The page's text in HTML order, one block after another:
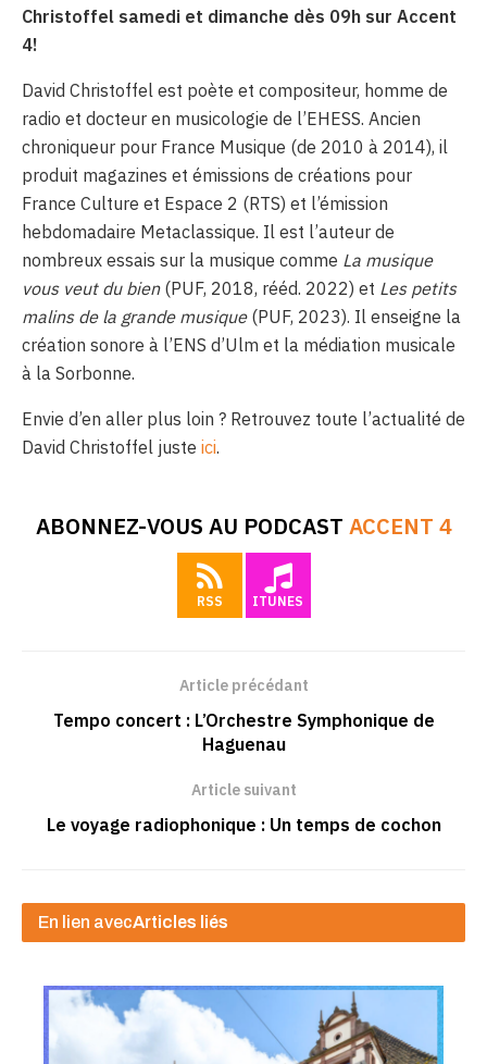
Christoffel samedi et dimanche dès 09h sur Accent
4!
David Christoffel est poète et compositeur, homme de
radio et docteur en musicologie de l’EHESS. Ancien
chroniqueur pour France Musique (de 2010 à 2014), il
produit magazines et émissions de créations pour
France Culture et Espace 2 (RTS) et l’émission
hebdomadaire Metaclassique. Il est l’auteur de
nombreux essais sur la musique comme La musique
vous veut du bien (PUF, 2018, rééd. 2022) et Les petits
malins de la grande musique (PUF, 2023). Il enseigne la
création sonore à l’ENS d’Ulm et la médiation musicale
à la Sorbonne.
Envie d’en aller plus loin ? Retrouvez toute l’actualité de
David Christoffel juste ici.
ABONNEZ-VOUS AU PODCAST ACCENT 4
RSS ITUNES
Article précédant
Tempo concert : L’Orchestre Symphonique de
Haguenau
Article suivant
Le voyage radiophonique : Un temps de cochon
En lien avecArticles liés